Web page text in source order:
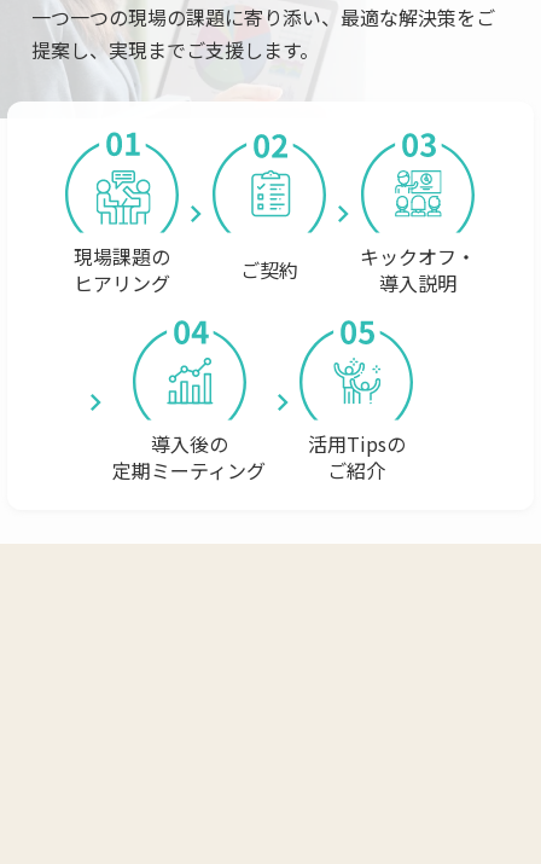
一つ一つの現場の課題に寄り添い、最適な解決策をご
提案し、実現までご支援します。
現場課題の
ヒアリング
keyboard_arrow_right
ご契約
keyboard_arrow_right
キックオフ・
導入説明
keyboard_arrow_right
導入後の
定期ミーティング
keyboard_arrow_right
活用Tipsの
ご紹介